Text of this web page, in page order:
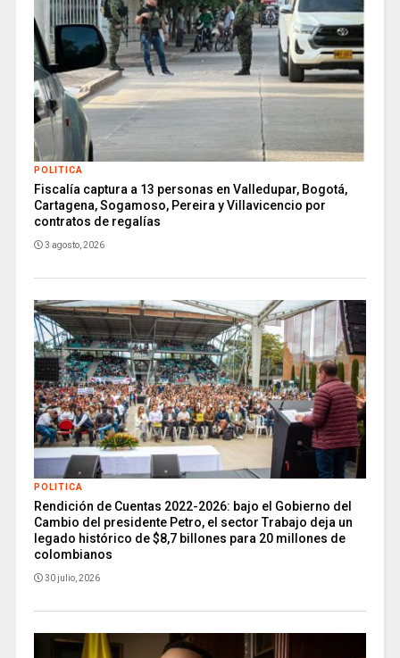
POLITICA
Fiscalía captura a 13 personas en Valledupar, Bogotá,
Cartagena, Sogamoso, Pereira y Villavicencio por
contratos de regalías
3 agosto, 2026
POLITICA
Rendición de Cuentas 2022-2026: bajo el Gobierno del
Cambio del presidente Petro, el sector Trabajo deja un
legado histórico de $8,7 billones para 20 millones de
colombianos
30 julio, 2026